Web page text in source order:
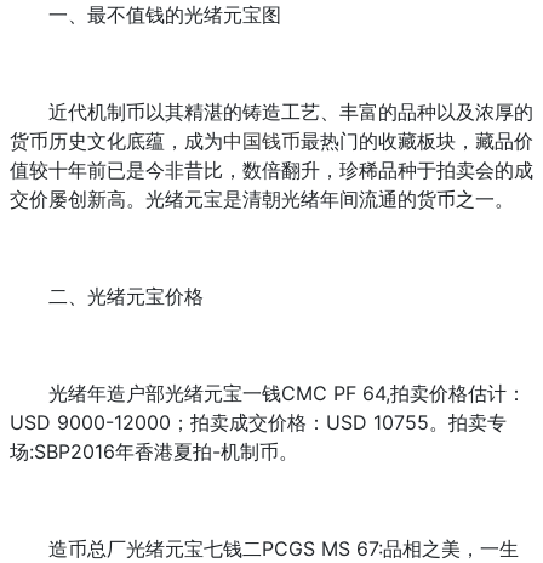
一、最不值钱的光绪元宝图
近代机制币以其精湛的铸造工艺、丰富的品种以及浓厚的
货币历史文化底蕴，成为中国钱币最热门的收藏板块，藏品价
值较十年前已是今非昔比，数倍翻升，珍稀品种于拍卖会的成
交价屡创新高。光绪元宝是清朝光绪年间流通的货币之一。
二、光绪元宝价格
光绪年造户部光绪元宝一钱CMC PF 64,拍卖价格估计：
USD 9000-12000；拍卖成交价格：USD 10755。拍卖专
场:SBP2016年香港夏拍-机制币。
造币总厂光绪元宝七钱二PCGS MS 67:品相之美，一生